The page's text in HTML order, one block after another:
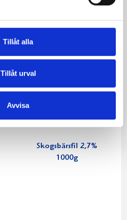
Tillåt alla
Tillåt urval
Avvisa
Skogsbärsfil 2,7%
1000g